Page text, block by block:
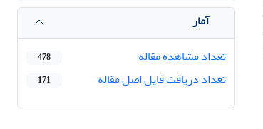
آمار
تعداد مشاهده مقاله
478
تعداد دریافت فایل اصل مقاله 171